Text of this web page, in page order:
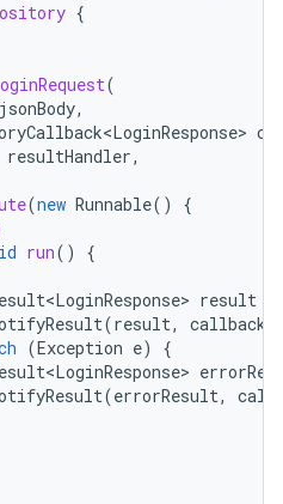
{
(
jsonBody,
resultHandler,
(new Runnable()
{
run()
{
result
(result, callback
(Exception e)
{
(errorResult,